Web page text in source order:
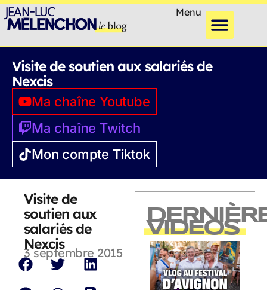
Menu
Visite de soutien aux salariés de
Nexcis
Ma chaîne Youtube
Ma chaîne Twitch
Mon compte Tiktok
Visite de
soutien aux
salariés de
Nexcis
3 septembre 2015
VIDEOS